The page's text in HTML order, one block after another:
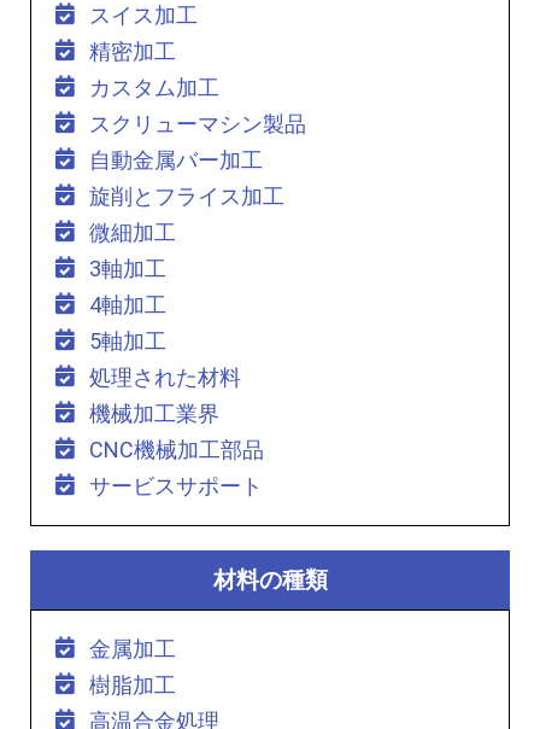
スイス加工
精密加工
カスタム加工
スクリューマシン製品
自動金属バー加工
旋削とフライス加工
微細加工
3軸加工
4軸加工
5軸加工
処理された材料
機械加工業界
CNC機械加工部品
サービスサポート
材料の種類
金属加工
樹脂加工
高温合金処理